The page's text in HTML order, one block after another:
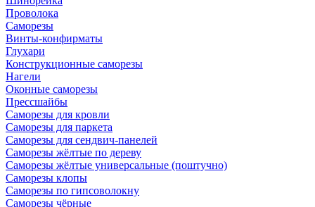
Проволока
Саморезы
Винты-конфирматы
Глухари
Конструкционные саморезы
Нагели
Оконные саморезы
Прессшайбы
Саморезы для кровли
Саморезы для паркета
Саморезы для сендвич-панелей
Саморезы жёлтые по дереву
Саморезы жёлтые универсальные (поштучно)
Саморезы клопы
Саморезы по гипсоволокну
Саморезы чёрные